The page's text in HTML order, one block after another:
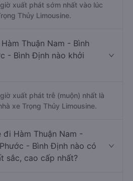
xuất phát sớm nhất vào lúc
Thủy Limousine.
Thuận Nam - Bình
- Bình Định nào khởi
xuất phát trễ (muộn) nhất là
xe Trọng Thủy Limousine.
đi Hàm Thuận Nam -
- Bình Định nào có
sắc, cao cấp nhất?